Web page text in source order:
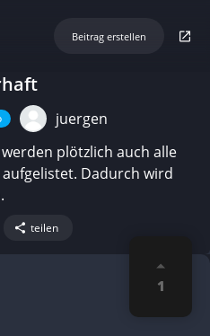
Beitrag erstellen
juergen
plötzlich auch alle
Dadurch wird
teilen
1